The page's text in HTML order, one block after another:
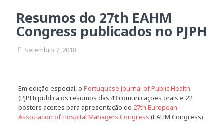
Resumos do 27th EAHM
Congress publicados no PJPH
Setembro 7, 2018
Em edição especial, o Portuguese Journal of Public Health
(PJPH) publica os resumos das 43 comunicações orais e 22
posters aceites para apresentação do 27th European
Association of Hospital Managers Congress (EAHM Congress).